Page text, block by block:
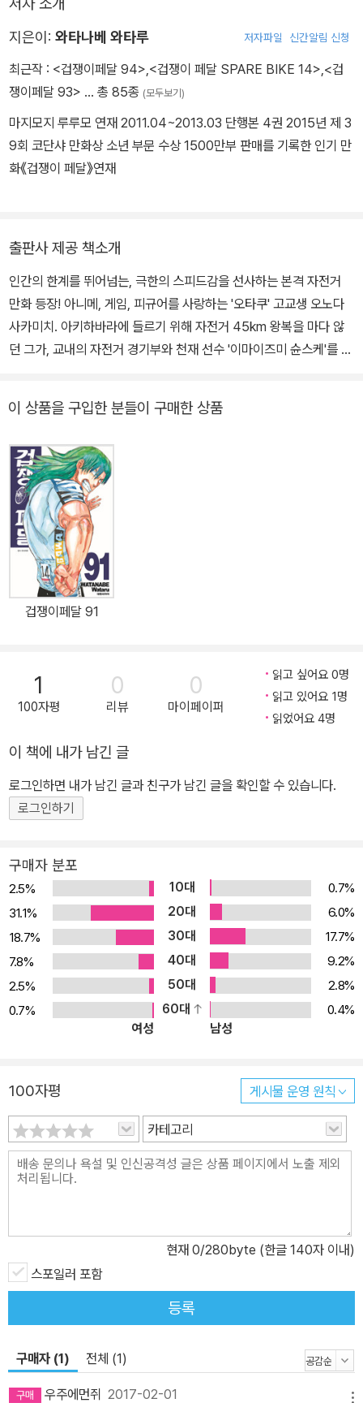
지은이: 와타나베 와타루 저자파일 신간알림 신청
최근작 : <겁쟁이페달 94> <겁쟁이 페달 SPARE BIKE 14> <겁
쟁이페달 93> … 총 85종 (모두보기)
마지모지 루루모 연재 2011.04~2013.03 단행본 4권 2015년 제 3
9회 코단샤 만화상 소년 부문 수상 1500만부 판매를 기록한 인기 만
화《겁쟁이 페달》연재
출판사 제공 책소개
인간의 한계를 뛰어넘는, 극한의 스피드감을 선사하는 본격 자전거
만화 등장! 아니메, 게임, 피규어를 사랑하는 '오타쿠' 고교생 오노다
사카미치. 아키하바라에 들르기 위해 자전거 45km 왕복을 마다 않
던 그가, 교내의 자전거 경기부와 천재 선수 '이마이즈미 슌스케'를 만
이 상품을 구입한 분들이 구매한 상품
겁쟁이페달 91
1
100자평
0
리뷰
0
마이페이퍼
읽고 싶어요 0명
읽고 있어요 1명
읽었어요 4명
이 책에 내가 남긴 글
로그인하면 내가 남긴 글과 친구가 남긴 글을 확인할 수 있습니다.
로그인하기
구매자 분포
2.5% 10대
0.7%
31.1%
20대
6.0%
18.7%
30대
17.7%
7.8%
40대
9.2%
2.5%
50대
2.8%
0.7%
60대
0.4%
여성
남성
100자평 게시물 운영 원칙
카테고리
현재 0/280byte (한글 140자 이내)
스포일러 포함
등록
구매자 (1) 전체 (1)
우주에먼쥐 2017-02-01